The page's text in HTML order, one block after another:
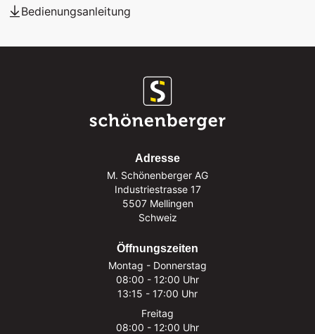
Bedienungsanleitung
Adresse
M. Schönenberger AG
Industriestrasse 17
5507 Mellingen
Schweiz
Öffnungszeiten
Montag - Donnerstag
08:00 - 12:00 Uhr
13:15 - 17:00 Uhr
Freitag
08:00 - 12:00 Uhr